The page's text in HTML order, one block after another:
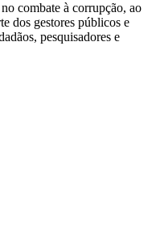
combate à corrupção, ao
dos gestores públicos e
pesquisadores e